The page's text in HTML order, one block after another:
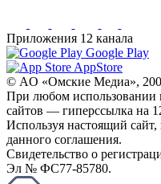
Приложения 12 канала
Google Play
AppStore
© AO «Омские Медиа»,
При любом использовании
сайтов — гиперссылка на
Используя настоящий
данного соглашения.
Свидетельство о
Эл № ФС77-85780.